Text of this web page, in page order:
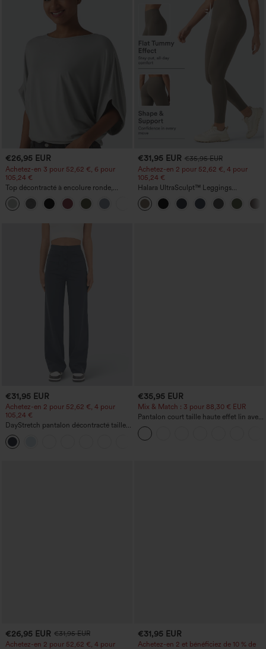
€26,95 EUR
Achetez-en 3 pour 52,62 €, 6 pour
105,24 €
Top décontracté à encolure ronde,
manches chauve-souris et coupe ample
+1
€31,95 EUR €35,95 EUR
Achetez-en 2 pour 52,62 €, 4 pour
105,24 €
Halara UltraSculpt™ Leggings
d'entraînement sculptants taille haute,
effet ventre plat, avec poche
€31,95 EUR
Achetez-en 2 pour 52,62 €, 4 pour
105,24 €
DayStretch pantalon décontracté taille
haute avec poches et coupe droite
€35,95 EUR
Mix & Match : 3 pour 88,30 € EUR
Pantalon court taille haute effet lin avec
poche zippée
€26,95 EUR €31,95 EUR
Achetez-en 2 pour 52,62 €, 4 pour
€31,95 EUR
Achetez-en 2 et bénéficiez de 10 % de